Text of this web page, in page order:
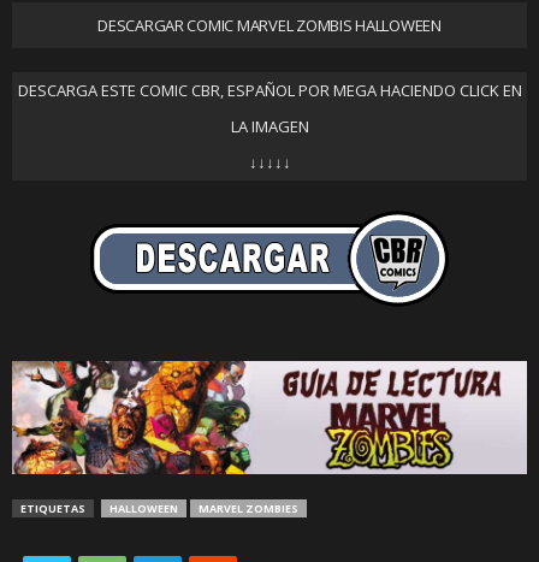
DESCARGAR COMIC MARVEL ZOMBIS HALLOWEEN
DESCARGA ESTE COMIC CBR, ESPAÑOL POR MEGA HACIENDO CLICK EN
LA IMAGEN
↓↓↓↓↓
ETIQUETAS HALLOWEEN MARVEL ZOMBIES